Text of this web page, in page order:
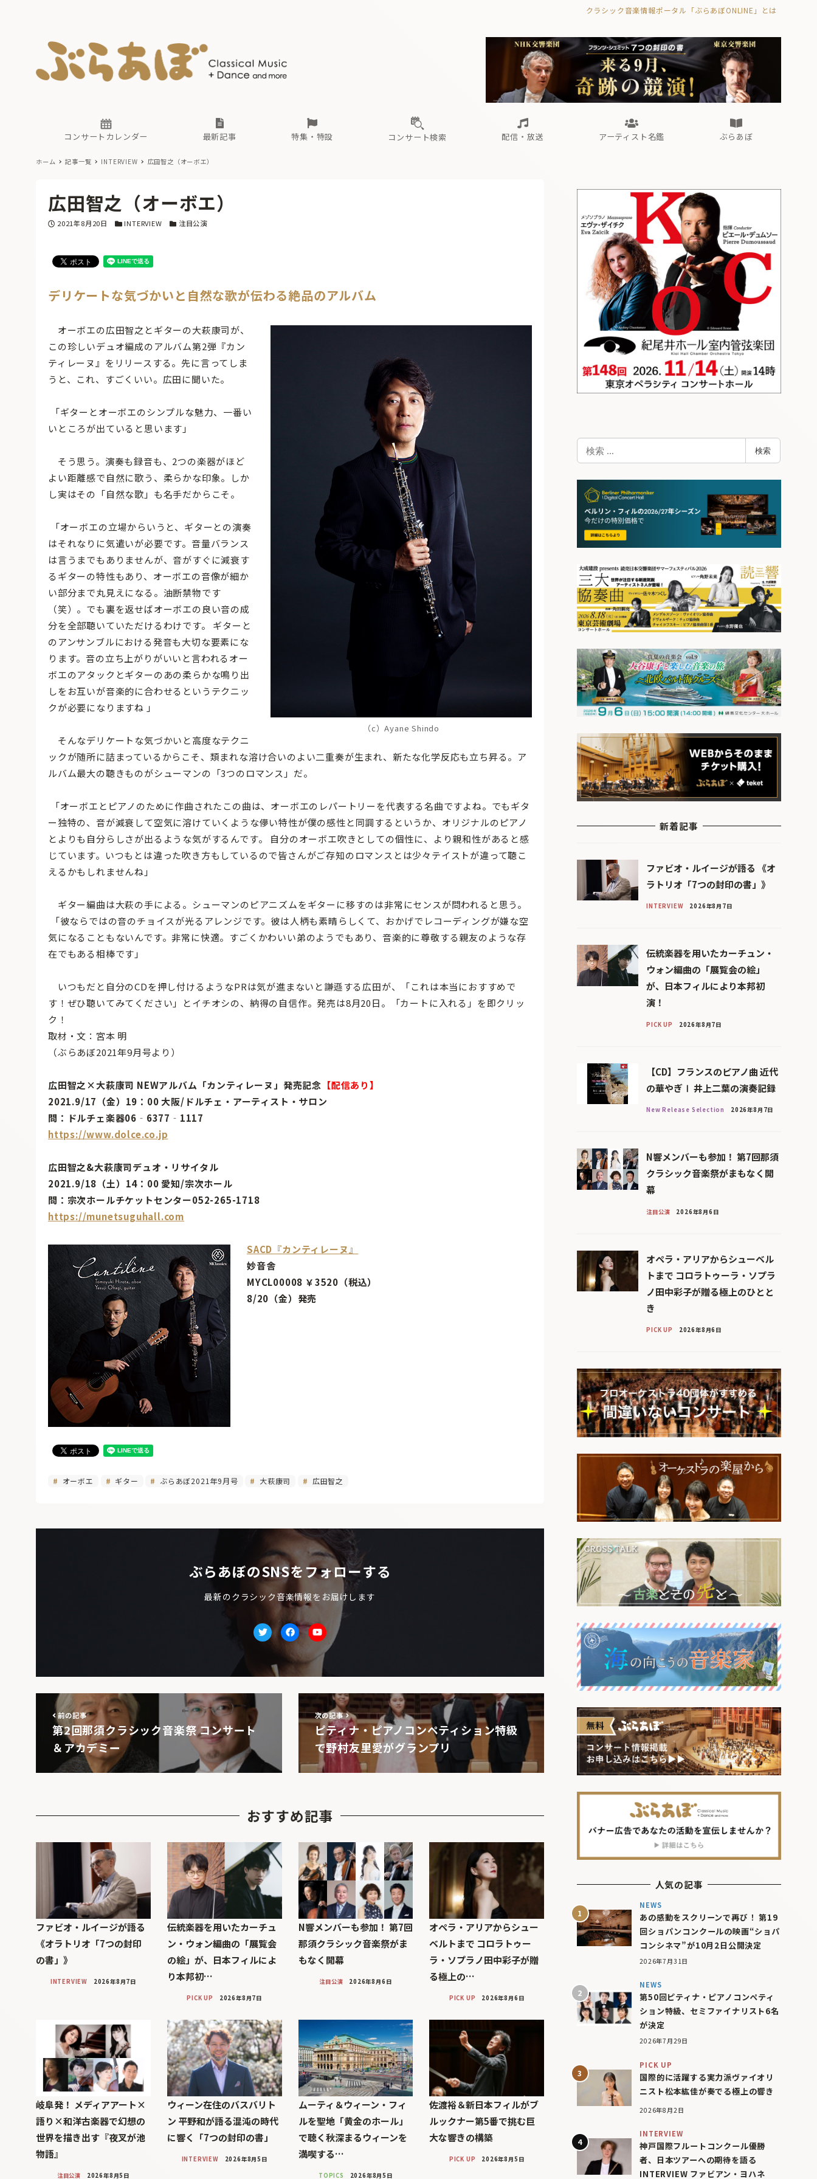
クラシック音楽情報ポータル「ぶらあぼONLINE」とは
コンサートカレンダー 最新記事
ぶらあぼブラス！
フォルテピアノ・オデッセイ
特集・特設 コンサート検索 配信・放送 アーティスト名鑑 ぶらあぼ
古楽とその先と Aからの眺望 ぶらあぼブラス！
フォルテピアノ・オデッセイ
無料ライブ配信スケジュール
あ か さ
ホーム 記事一覧 INTERVIEW 広田智之（オーボエ）
広田智之（オーボエ）
投稿日
2021年8月20日 カテゴリー
INTERVIEW カテゴリー
注目公演
デリケートな気づかいと自然な歌が伝わる絶品のアルバム
（c）Ayane Shindo
オーボエの広田智之とギターの大萩康司が、
この珍しいデュオ編成のアルバム第2弾『カン
ティレーヌ』をリリースする。先に言ってしま
うと、これ、すごくいい。広田に聞いた。
「ギターとオーボエのシンプルな魅力、一番い
いところが出ていると思います」
そう思う。演奏も録音も、2つの楽器がほど
よい距離感で自然に歌う、柔らかな印象。しか
し実はその「自然な歌」も名手だからこそ。
「オーボエの立場からいうと、ギターとの演奏
はそれなりに気遣いが必要です。音量バランス
は言うまでもありませんが、音がすぐに減衰す
るギターの特性もあり、オーボエの音像が細か
い部分まで丸見えになる。油断禁物です
（笑）。でも裏を返せばオーボエの良い音の成
分を全部聴いていただけるわけです。 ギターと
のアンサンブルにおける発音も大切な要素にな
ります。音の立ち上がりがいいと言われるオー
ボエのアタックとギターのあの柔らかな鳴り出
しをお互いが音楽的に合わせるというテクニッ
クが必要になりますね 」
そんなデリケートな気づかいと高度なテクニ
ックが随所に詰まっているからこそ、類まれな溶け合いのよい二重奏が生まれ、新たな化学反応も立ち昇る。ア
ルバム最大の聴きものがシューマンの「3つのロマンス」だ。
「オーボエとピアノのために作曲されたこの曲は、オーボエのレパートリーを代表する名曲ですよね。でもギタ
ー独特の、音が減衰して空気に溶けていくような儚い特性が僕の感性と同調するというか、オリジナルのピアノ
とよりも自分らしさが出るような気がするんです。 自分のオーボエ吹きとしての個性に、より親和性があると感
じています。いつもとは違った吹き方もしているので皆さんがご存知のロマンスとは少々テイストが違って聴こ
えるかもしれませんね」
ギター編曲は大萩の手による。シューマンのピアニズムをギターに移すのは非常にセンスが問われると思う。
「彼ならではの音のチョイスが光るアレンジです。彼は人柄も素晴らしくて、おかげでレコーディングが嫌な空
気になることもないんです。非常に快適。すごくかわいい弟のようでもあり、音楽的に尊敬する親友のような存
在でもある相棒です」
いつもだと自分のCDを押し付けるようなPRは気が進まないと謙遜する広田が、「これは本当におすすめで
す！ぜひ聴いてみてください」とイチオシの、納得の自信作。発売は8月20日。「カートに入れる」を即クリッ
ク！
取材・文：宮本 明
（ぶらあぼ2021年9月号より）
広田智之×大萩康司 NEWアルバム「カンティレーヌ」発売記念 【配信あり】
2021.9/17（金）19：00 大阪/ドルチェ・アーティスト・サロン
問：ドルチェ楽器06‐6377‐1117
https://www.dolce.co.jp
広田智之&大萩康司デュオ・リサイタル
2021.9/18（土）14：00 愛知/宗次ホール
問：宗次ホールチケットセンター052-265-1718
https://munetsuguhall.com
SACD『カンティレーヌ』
妙音舎
MYCL00008 ￥3520（税込）
8/20（金）発売
オーボエ ギター ぶらあぼ2021年9月号 大萩康司 広田智之
ぶらあぼのSNSをフォローする
最新のクラシック音楽情報をお届けします
TwitterfacebookYoutube
前の記事
第2回那須クラシック音楽祭 コンサート
＆アカデミー
次の記事
ピティナ・ピアノコンペティション特級
で野村友里愛がグランプリ
おすすめ記事
ファビオ・ルイージが語る
《オラトリオ「7つの封印
の書」》
INTERVIEW 2026年8月7日
伝統楽器を用いたカーチュ
ン・ウォン編曲の「展覧会
の絵」が、日本フィルによ
り本邦初…
PICK UP 2026年8月7日
N響メンバーも参加！ 第7回
那須クラシック音楽祭がま
もなく開幕
注目公演 2026年8月6日
オペラ・アリアからシュー
ベルトまで コロラトゥー
ラ・ソプラノ田中彩子が贈
る極上の…
PICK UP 2026年8月6日
岐阜発！ メディアアート×
語り×和洋古楽器で幻想の
世界を描き出す『夜叉が池
物語』
注目公演 2026年8月5日
ウィーン在住のバスバリト
ン 平野和が語る混沌の時代
に響く「7つの封印の書」
INTERVIEW 2026年8月5日
ムーティ＆ウィーン・フィ
ルを聖地「黄金のホール」
で聴く秋深まるウィーンを
満喫する…
TOPICS 2026年8月5日
佐渡裕＆新日本フィルがブ
ルックナー第5番で挑む巨
大な響きの構築
PICK UP 2026年8月5日
検
索
検索
新着記事
ファビオ・ルイージが語る 《オ
ラトリオ「7つの封印の書」》
INTERVIEW 2026年8月7日
伝統楽器を用いたカーチュン・
ウォン編曲の「展覧会の絵」
が、日本フィルにより本邦初
演！
PICK UP 2026年8月7日
【CD】フランスのピアノ曲 近代
の華やぎⅠ 井上二葉の演奏記録
New Release Selection 2026年8月7日
N響メンバーも参加！ 第7回那須
クラシック音楽祭がまもなく開
幕
注目公演 2026年8月6日
オペラ・アリアからシューベル
トまで コロラトゥーラ・ソプラ
ノ田中彩子が贈る極上のひとと
き
PICK UP 2026年8月6日
人気の記事
NEWS
あの感動をスクリーンで再び！ 第19
回ショパンコンクールの映画“ショパ
コンシネマ”が10月2日公開決定
2026年7月31日
NEWS
第50回ピティナ・ピアノコンペティ
ション特級、セミファイナリスト6名
が決定
2026年7月29日
PICK UP
国際的に活躍する実力派ヴァイオリ
ニスト松本紘佳が奏でる極上の響き
2026年8月2日
INTERVIEW
神戸国際フルートコンクール優勝
者、日本ツアーへの期待を語る
INTERVIEW ファビアン・ヨハネ